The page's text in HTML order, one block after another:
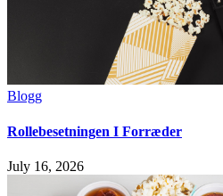
Blogg
Rollebesetningen I Forræder
July 16, 2026